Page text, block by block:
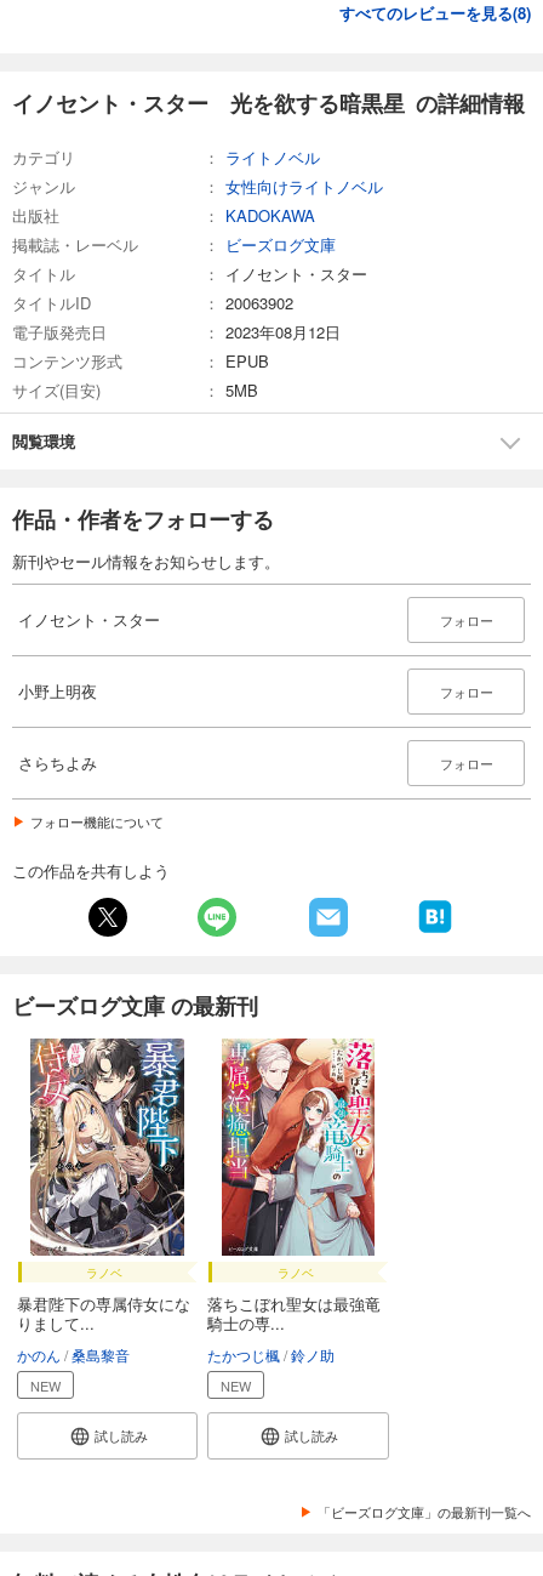
すべてのレビューを見る(8)
イノセント・スター 光を欲する暗黒星 の詳細情報
カテゴリ
ライトノベル
ジャンル
女性向けライトノベル
出版社
KADOKAWA
掲載誌・レーベル
ビーズログ文庫
タイトル
イノセント・スター
タイトルID
20063902
電子版発売日
2023年08月12日
コンテンツ形式
EPUB
サイズ(目安)
5MB
閲覧環境
作品・作者をフォローする
新刊やセール情報をお知らせします。
イノセント・スター フォロー
小野上明夜 フォロー
さらちよみ フォロー
フォロー機能について
この作品を共有しよう
ビーズログ文庫 の最新刊
ラノベ
暴君陛下の専属侍女にな
りまして...
かのん 桑島黎音
NEW
試し読み
ラノベ
落ちこぼれ聖女は最強竜
騎士の専...
たかつじ楓 鈴ノ助
NEW
試し読み
「ビーズログ文庫」の最新刊一覧へ